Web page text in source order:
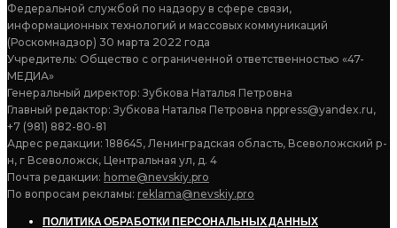
Федеральной службой по надзору в сфере связи,
информационных технологий и массовых коммуникаций
(Роскомнадзор) 30 марта 2022 года
Учредитель: Общество с ограниченной ответственностью «47-
МЕДИА»
Генеральный директор: Зубкова Наталья Петровна
Главный редактор: Зубкова Наталья Петровна nppress@yandex.ru,
+7 (981) 882-80-81
Адрес редакции: 188645, Ленинградская область, Всеволожский р-
н, г Всеволожск, Центральная ул, д. 4
Почта редакции: home@nevskiy.pro
По вопросам рекламы: reklama@nevskiy.pro
ПОЛИТИКА ОБРАБОТКИ ПЕРСОНАЛЬНЫХ ДАННЫХ